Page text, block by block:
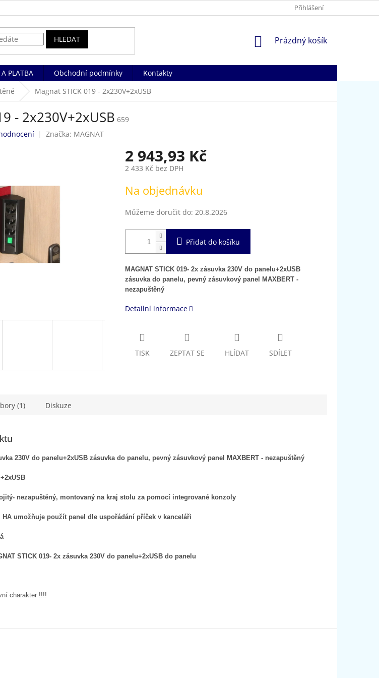
Přihlášení
HLEDAT
NÁKUPNÍ
Prázdný košík
PLATBA Obchodní podmínky
Kontakty
Magnat STICK 019 - 2x230V+2xUSB
- 2x230V+2xUSB 659
Značka: MAGNAT
2 943,93 Kč
2 433 Kč bez DPH
cena:
Na objednávku
Můžeme doručit do: 20.8.2026
Přidat do košíku
MAGNAT STICK 019- 2x zásuvka 230V do panelu+2xUSB
zásuvka do panelu, pevný zásuvkový panel MAXBERT -
nezapuštěný
Detailní informace
TISK ZEPTAT SE HLÍDAT SDÍLET
(1) Diskuze
230V do panelu+2xUSB zásuvka do panelu, pevný zásuvkový panel MAXBERT - nezapuštěný
nezapuštěný, montovaný na kraj stolu za pomocí integrované konzoly
umožňuje použít panel dle uspořádání příček v kanceláři
STICK 019- 2x zásuvka 230V do panelu+2xUSB do panelu
charakter !!!!